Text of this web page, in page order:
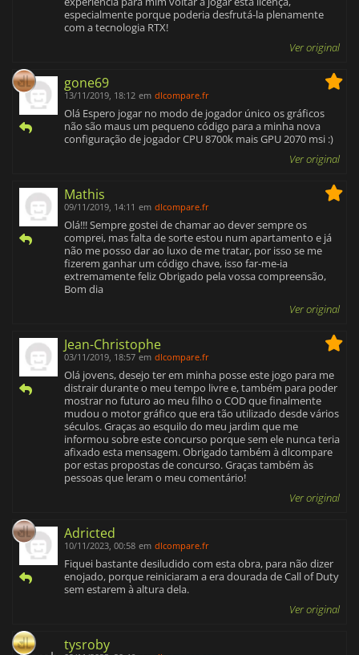
especialmente porque poderia desfrutá-la plenamente
com a tecnologia RTX!
Ver original
gone69
13/11/2019, 18:12 em dlcompare.fr
Olá Espero jogar no modo de jogador único os gráficos
não são maus um pequeno código para a minha nova
configuração de jogador CPU 8700k mais GPU 2070 msi :)
Ver original
Mathis
09/11/2019, 14:11 em dlcompare.fr
Olá!!! Sempre gostei de chamar ao dever sempre os
comprei, mas falta de sorte estou num apartamento e já
não me posso dar ao luxo de me tratar, por isso se me
fizerem ganhar um código chave, isso far-me-ia
extremamente feliz Obrigado pela vossa compreensão,
Bom dia
Ver original
Jean-Christophe
03/11/2019, 18:57 em dlcompare.fr
Olá jovens, desejo ter em minha posse este jogo para me
distrair durante o meu tempo livre e, também para poder
mostrar no futuro ao meu filho o COD que finalmente
mudou o motor gráfico que era tão utilizado desde vários
séculos. Graças ao esquilo do meu jardim que me
informou sobre este concurso porque sem ele nunca teria
afixado esta mensagem. Obrigado também à dlcompare
por estas propostas de concurso. Graças também às
pessoas que leram o meu comentário!
Ver original
Adricted
10/11/2023, 00:58 em dlcompare.fr
Fiquei bastante desiludido com esta obra, para não dizer
enojado, porque reiniciaram a era dourada de Call of Duty
sem estarem à altura dela.
Ver original
tysroby